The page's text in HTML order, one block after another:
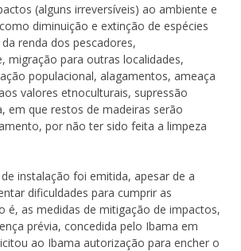
(alguns irreversíveis) ao ambiente e
diminuição e extinção de espécies
renda dos pescadores,
migração para outras localidades,
populacional, alagamentos, ameaça
valores etnoculturais, supressão
em que restos de madeiras serão
por não ter sido feita a limpeza
instalação foi emitida, apesar de a
dificuldades para cumprir as
é, as medidas de mitigação de impactos,
prévia, concedida pelo Ibama em
ao Ibama autorização para encher o